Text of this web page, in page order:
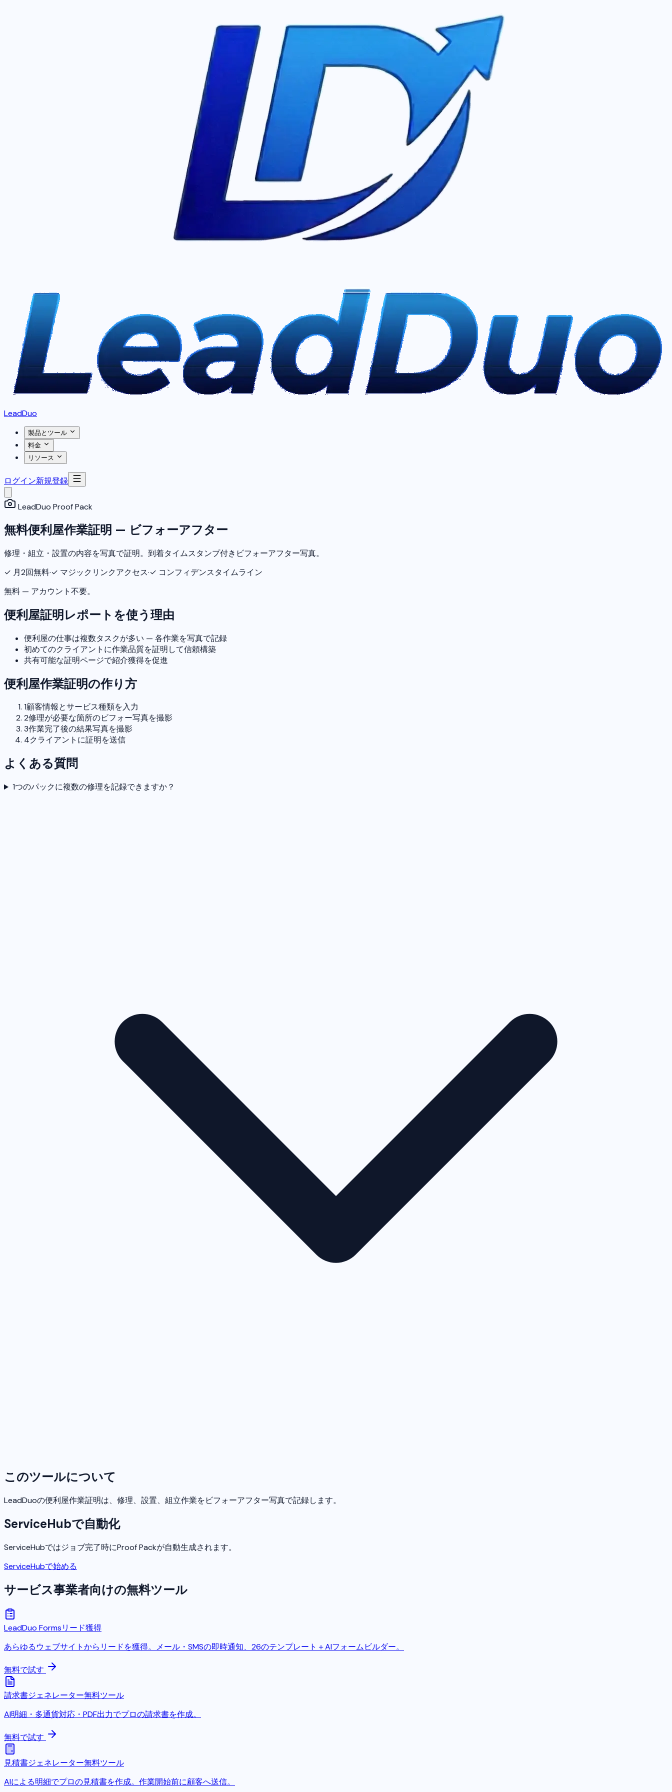
LeadDuo
製品とツール
料金
リソース
ログイン新規登録
LeadDuo Proof Pack
無料便利屋作業証明 — ビフォーアフター
修理・組立・設置の内容を写真で証明。到着タイムスタンプ付きビフォーアフター写真。
✓ 月2回無料·✓ マジックリンクアクセス·✓ コンフィデンスタイムライン
無料 — アカウント不要。
便利屋証明レポートを使う理由
便利屋の仕事は複数タスクが多い — 各作業を写真で記録
初めてのクライアントに作業品質を証明して信頼構築
共有可能な証明ページで紹介獲得を促進
便利屋作業証明の作り方
1顧客情報とサービス種類を入力
2修理が必要な箇所のビフォー写真を撮影
3作業完了後の結果写真を撮影
4クライアントに証明を送信
よくある質問
1つのパックに複数の修理を記録できますか？
このツールについて
LeadDuoの便利屋作業証明は、修理、設置、組立作業をビフォーアフター写真で記録します。
ServiceHubで自動化
ServiceHubではジョブ完了時にProof Packが自動生成されます。
ServiceHubで始める
サービス事業者向けの無料ツール
LeadDuo Formsリード獲得
あらゆるウェブサイトからリードを獲得。メール・SMSの即時通知、26のテンプレート＋AIフォームビルダー。
無料で試す
請求書ジェネレーター無料ツール
AI明細・多通貨対応・PDF出力でプロの請求書を作成。
無料で試す
見積書ジェネレーター無料ツール
AIによる明細でプロの見積書を作成。作業開始前に顧客へ送信。